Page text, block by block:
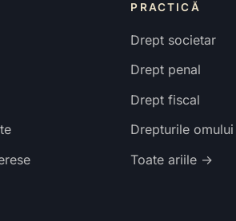
PRACTICĂ
Drept societar
Drept penal
Drept fiscal
Drepturile omului
Toate ariile →